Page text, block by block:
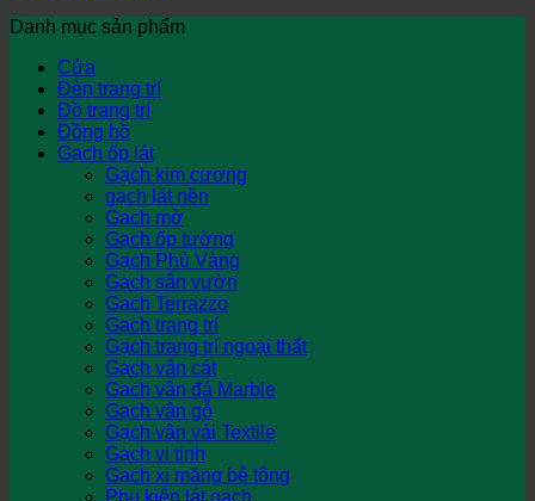
Danh mục sản phẩm
Cửa
Đèn trang trí
Đồ trang trí
Đồng hồ
Gạch ốp lát
Gạch kim cương
gạch lát nền
Gạch mờ
Gạch ốp tường
Gạch Phủ Vàng
Gạch sân vườn
Gạch Terrazzo
Gạch trang trí
Gạch trang trí ngoại thất
Gạch vân cát
Gạch vân đá Marble
Gạch vân gỗ
Gạch vân vải Textile
Gạch vi tinh
Gạch xi măng bê tông